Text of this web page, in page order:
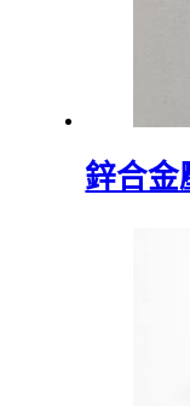
鋅合金